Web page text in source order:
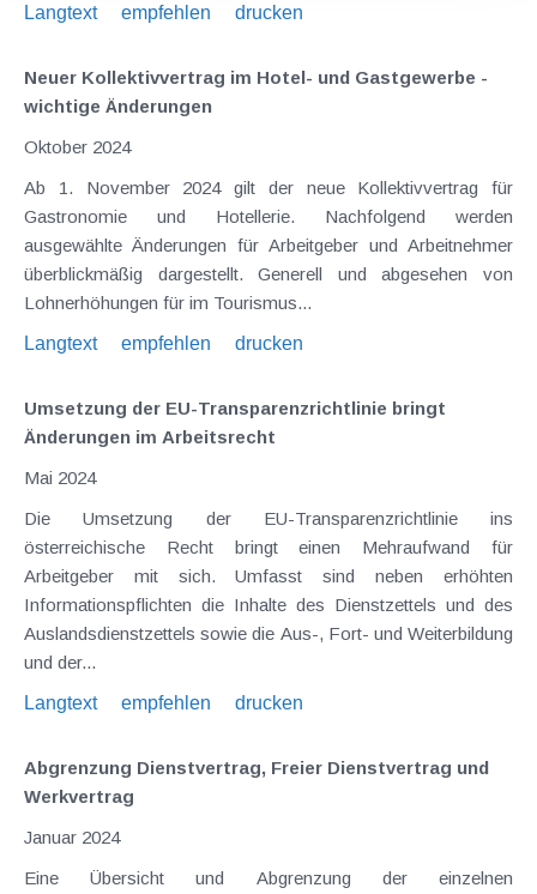
Langtext
empfehlen drucken
Neuer Kollektivvertrag im Hotel- und Gastgewerbe -
wichtige Änderungen
Oktober 2024
Ab 1. November 2024 gilt der neue Kollektivvertrag für
Gastronomie und Hotellerie. Nachfolgend werden
ausgewählte Änderungen für Arbeitgeber und Arbeitnehmer
überblickmäßig dargestellt. Generell und abgesehen von
Lohnerhöhungen für im Tourismus...
Langtext
empfehlen drucken
Umsetzung der EU-Transparenzrichtlinie bringt
Änderungen im Arbeitsrecht
Mai 2024
Die Umsetzung der EU-Transparenzrichtlinie ins
österreichische Recht bringt einen Mehraufwand für
Arbeitgeber mit sich. Umfasst sind neben erhöhten
Informationspflichten die Inhalte des Dienstzettels und des
Auslandsdienstzettels sowie die Aus-, Fort- und Weiterbildung
und der...
Langtext
empfehlen drucken
Abgrenzung Dienstvertrag, Freier Dienstvertrag und
Werkvertrag
Januar 2024
Eine Übersicht und Abgrenzung der einzelnen